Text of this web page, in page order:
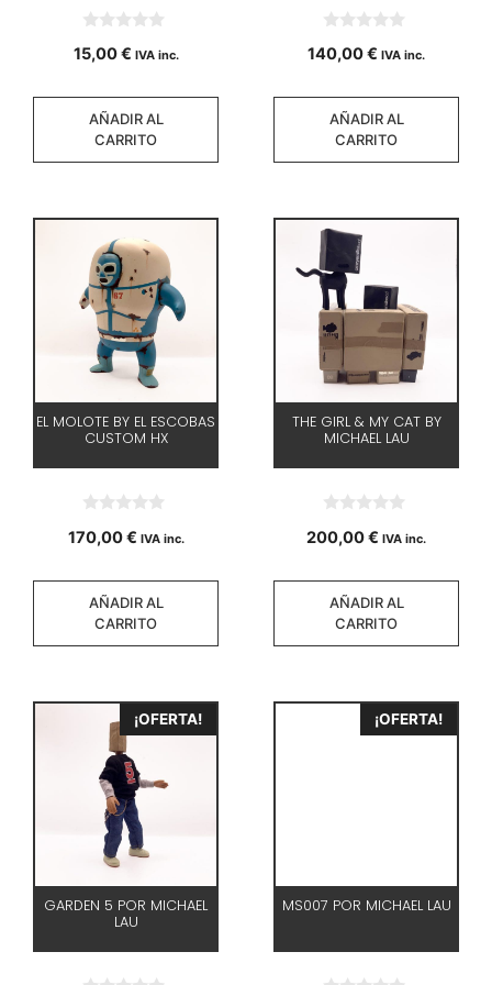
d
15,00€ IVA inc.
AÑADIR AL
CARRITO
d
140,00€ IVA inc.
AÑADIR AL
CARRITO
EL MOLOTE BY EL ESCOBAS
CUSTOM HX
d
170,00€ IVA inc.
AÑADIR AL
CARRITO
THE GIRL & MY CAT BY
MICHAEL LAU
d
200,00€ IVA inc.
AÑADIR AL
CARRITO
¡OFERTA!
GARDEN 5 POR MICHAEL
LAU
¡OFERTA!
MS007 POR MICHAEL LAU